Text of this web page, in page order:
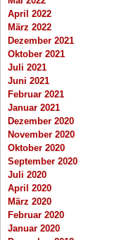
April 2022
März 2022
Dezember 2021
Oktober 2021
Juli 2021
Juni 2021
Februar 2021
Januar 2021
Dezember 2020
November 2020
Oktober 2020
September 2020
Juli 2020
April 2020
März 2020
Februar 2020
Januar 2020